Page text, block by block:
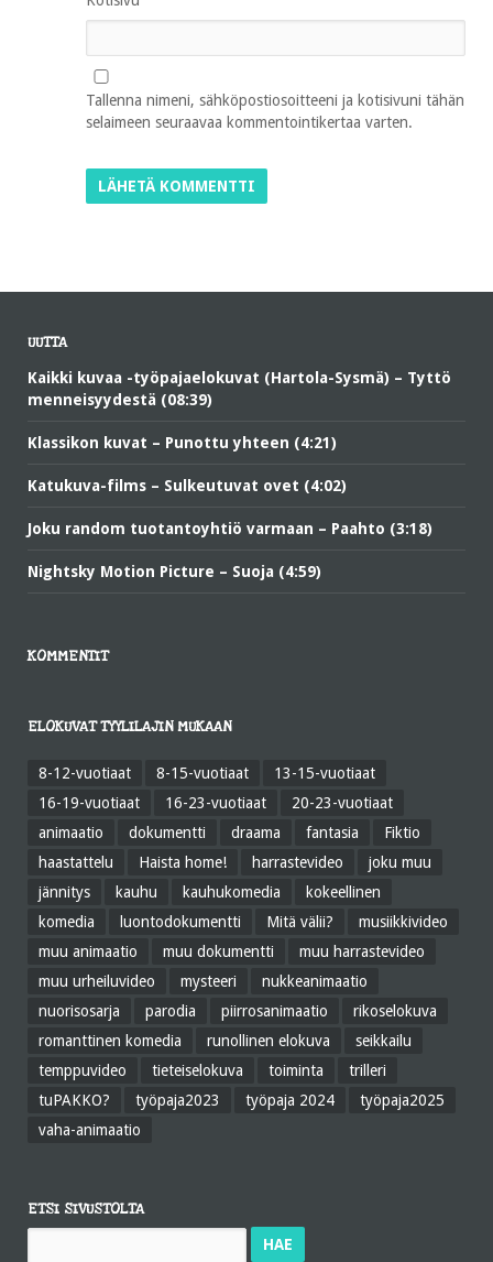
Tallenna nimeni, sähköpostiosoitteeni ja kotisivuni tähän
selaimeen seuraavaa kommentointikertaa varten.
UUTTA
Kaikki kuvaa -työpajaelokuvat (Hartola-Sysmä) – Tyttö
menneisyydestä (08:39)
Klassikon kuvat – Punottu yhteen (4:21)
Katukuva-films – Sulkeutuvat ovet (4:02)
Joku random tuotantoyhtiö varmaan – Paahto (3:18)
Nightsky Motion Picture – Suoja (4:59)
KOMMENTIT
ELOKUVAT TYYLILAJIN MUKAAN
8-12-vuotiaat 8-15-vuotiaat
13-15-vuotiaat
16-19-vuotiaat
16-23-vuotiaat
20-23-vuotiaat
animaatio
dokumentti draama fantasia
Fiktio
haastattelu
Haista home! harrastevideo
joku muu
jännitys
kauhu kauhukomedia
kokeellinen
komedia
luontodokumentti Mitä välii?
musiikkivideo
muu animaatio
muu dokumentti
muu harrastevideo
muu urheiluvideo
mysteeri
nukkeanimaatio
nuorisosarja
parodia piirrosanimaatio
rikoselokuva
romanttinen komedia
runollinen elokuva
seikkailu
temppuvideo
tieteiselokuva toiminta
trilleri
tuPAKKO?
työpaja2023 työpaja 2024
työpaja2025
vaha-animaatio
ETSI SIVUSTOLTA